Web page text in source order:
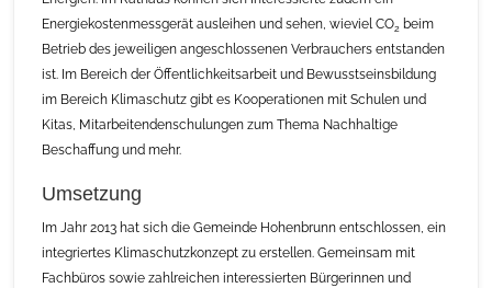
Energiekostenmessgerät ausleihen und sehen, wieviel CO2 beim
Betrieb des jeweiligen angeschlossenen Verbrauchers entstanden
ist. Im Bereich der Öffentlichkeitsarbeit und Bewusstseinsbildung
im Bereich Klimaschutz gibt es Kooperationen mit Schulen und
Kitas, Mitarbeitendenschulungen zum Thema Nachhaltige
Beschaffung und mehr.
Umsetzung
Im Jahr 2013 hat sich die Gemeinde Hohenbrunn entschlossen, ein
integriertes Klimaschutzkonzept zu erstellen. Gemeinsam mit
Fachbüros sowie zahlreichen interessierten Bürgerinnen und